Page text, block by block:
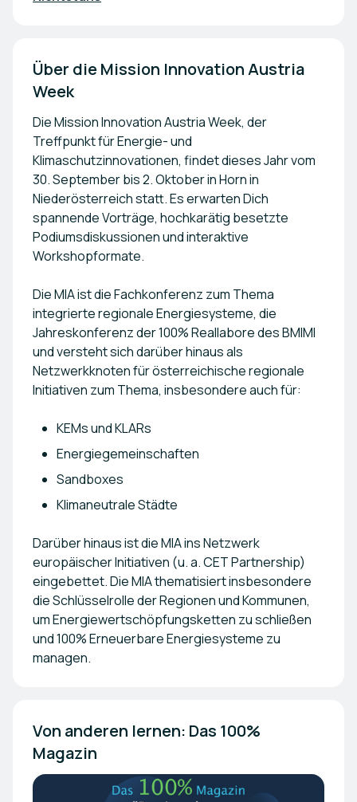
Über die Mission Innovation Austria
Week
Die Mission Innovation Austria Week, der
Treffpunkt für Energie- und
Klimaschutzinnovationen, findet dieses Jahr vom
30. September bis 2. Oktober in Horn in
Niederösterreich statt. Es erwarten Dich
spannende Vorträge, hochkarätig besetzte
Podiumsdiskussionen und interaktive
Workshopformate.
Die MIA ist die Fachkonferenz zum Thema
integrierte regionale Energiesysteme, die
Jahreskonferenz der 100% Reallabore des BMIMI
und versteht sich darüber hinaus als
Netzwerkknoten für österreichische regionale
Initiativen zum Thema, insbesondere auch für:
KEMs und KLARs
Energiegemeinschaften
Sandboxes
Klimaneutrale Städte
Darüber hinaus ist die MIA ins Netzwerk
europäischer Initiativen (u. a. CET Partnership)
eingebettet. Die MIA thematisiert insbesondere
die Schlüsselrolle der Regionen und Kommunen,
um Energiewertschöpfungsketten zu schließen
und 100% Erneuerbare Energiesysteme zu
managen.
Von anderen lernen: Das 100%
Magazin